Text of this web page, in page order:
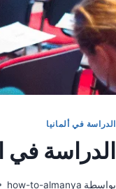
الدراسة في ألمانيا
الدراسة في
بواسطة how-to-almanya